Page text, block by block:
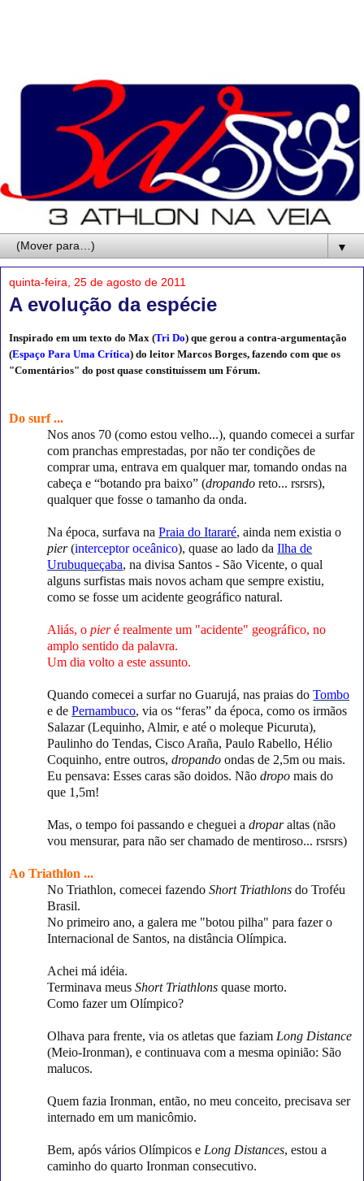
▼
quinta-feira, 25 de agosto de 2011
A evolução da espécie
Inspirado em um texto do Max (Tri Do) que gerou a contra-argumentação
(Espaço Para Uma Crítica) do leitor Marcos Borges, fazendo com que os
"Comentários" do post quase constituíssem um Fórum.
Do surf ...
Nos anos 70 (como estou velho...), quando comecei a surfar
com pranchas emprestadas, por não ter condições de
comprar uma, entrava em qualquer mar, tomando ondas na
cabeça e “botando pra baixo” (dropando reto... rsrsrs),
qualquer que fosse o tamanho da onda.
Na época, surfava naPraia do Itararé, ainda nem existia o
pier(interceptor oceânico), quase ao lado daIlha de
Urubuqueçaba, na divisa Santos - São Vicente, o qual
alguns surfistas mais novos acham que sempre existiu,
como se fosse um acidente geográfico natural.
Aliás, opieré realmente um "acidente" geográfico, no
amplo sentido da palavra.
Um dia volto a este assunto.
Quando comecei a surfar no Guarujá, nas praias doTombo
e dePernambuco, via os “feras” da época, como os irmãos
Salazar (Lequinho, Almir, e até o moleque Picuruta),
Paulinho do Tendas, Cisco Araña, Paulo Rabello, Hélio
Coquinho, entre outros,dropando ondas de 2,5m ou mais.
Eu pensava: Esses caras são doidos. Nãodropo mais do
que 1,5m!
Mas, o tempo foi passando e cheguei adroparaltas (não
vou mensurar, para não ser chamado de mentiroso... rsrsrs)
Ao Triathlon ...
No Triathlon, comecei fazendoShort Triathlons do Troféu
Brasil.
No primeiro ano, a galera me "botou pilha" para fazer o
Internacional de Santos, na distância Olímpica.
Achei má idéia.
Terminava meusShort Triathlonsquase morto.
Como fazer um Olímpico?
Olhava para frente, via os atletas que faziam Long Distance
(Meio-Ironman), e continuava com a mesma opinião: São
malucos.
Quem fazia Ironman, então, no meu conceito, precisava ser
internado em um manicômio.
Bem, após vários Olímpicos e Long Distances, estou a
caminho do quarto Ironman consecutivo.